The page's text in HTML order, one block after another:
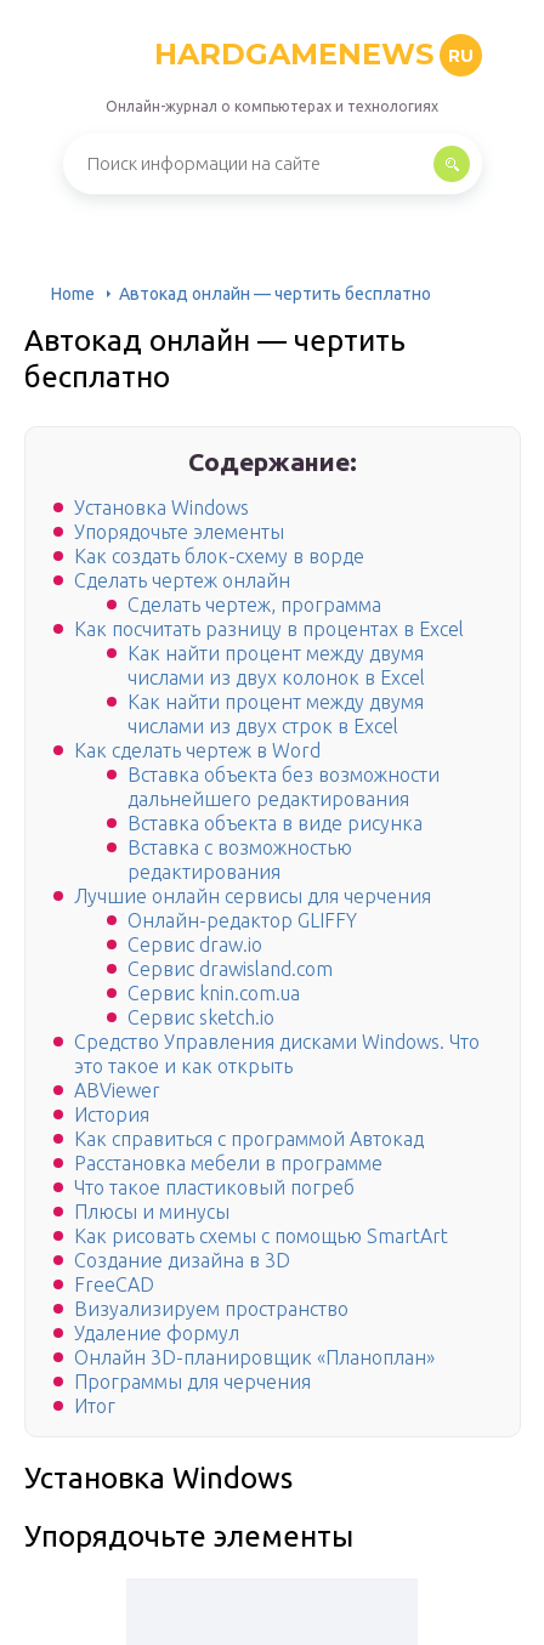
HARDGAMENEWS RU
Онлайн-журнал о компьютерах и технологиях
Home Автокад онлайн — чертить бесплатно
Автокад онлайн — чертить
бесплатно
Содержание:
Установка Windows
Упорядочьте элементы
Как создать блок-схему в ворде
Сделать чертеж онлайн
Сделать чертеж, программа
Как посчитать разницу в процентах в Excel
Как найти процент между двумя
числами из двух колонок в Excel
Как найти процент между двумя
числами из двух строк в Excel
Как сделать чертеж в Word
Вставка объекта без возможности
дальнейшего редактирования
Вставка объекта в виде рисунка
Вставка с возможностью
редактирования
Лучшие онлайн сервисы для черчения
Онлайн-редактор GLIFFY
Сервис draw.io
Сервис drawisland.com
Сервис knin.com.ua
Сервис sketch.io
Средство Управления дисками Windows. Что
это такое и как открыть
ABViewer
История
Как справиться с программой Автокад
Расстановка мебели в программе
Что такое пластиковый погреб
Плюсы и минусы
Как рисовать схемы с помощью SmartArt
Создание дизайна в 3D
FreeCAD
Визуализируем пространство
Удаление формул
Онлайн 3D-планировщик «Планоплан»
Программы для черчения
Итог
Установка Windows
Упорядочьте элементы